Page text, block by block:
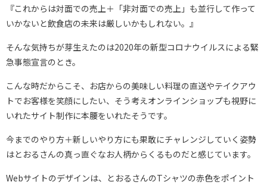
『これからは対面での売上＋「非対面での売上」も並行して作って
いかないと飲食店の未来は厳しいかもしれない。』
そんな気持ちが芽生えたのは2020年の新型コロナウイルスによる緊
急事態宣言のとき。
こんな時だからこそ、お店からの美味しい料理の直送やテイクアウ
トでお客様を笑顔にしたい、そう考えオンラインショップも視野に
いれたサイト制作に本腰をいれたそうです。
今までのやり方＋新しいやり方にも果敢にチャレンジしていく姿勢
はとおるさんの真っ直ぐなお人柄からくるものだと感じています。
Webサイトのデザインは、とおるさんのTシャツの赤色をポイント